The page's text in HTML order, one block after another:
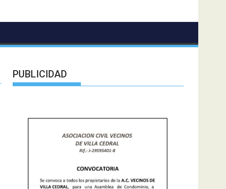
PUBLICIDAD